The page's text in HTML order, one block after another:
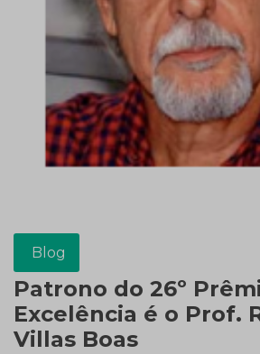
Blog
Patrono do 26º
Excelência é o Prof.
Villas Boas